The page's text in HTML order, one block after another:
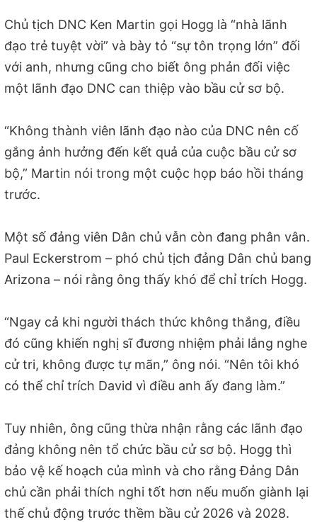
Chủ tịch DNC Ken Martin gọi Hogg là “nhà lãnh
đạo trẻ tuyệt vời” và bày tỏ “sự tôn trọng lớn” đối
với anh, nhưng cũng cho biết ông phản đối việc
một lãnh đạo DNC can thiệp vào bầu cử sơ bộ.
“Không thành viên lãnh đạo nào của DNC nên cố
gắng ảnh hưởng đến kết quả của cuộc bầu cử sơ
bộ,” Martin nói trong một cuộc họp báo hồi tháng
trước.
Một số đảng viên Dân chủ vẫn còn đang phân vân.
Paul Eckerstrom – phó chủ tịch đảng Dân chủ bang
Arizona – nói rằng ông thấy khó để chỉ trích Hogg.
“Ngay cả khi người thách thức không thắng, điều
đó cũng khiến nghị sĩ đương nhiệm phải lắng nghe
cử tri, không được tự mãn,” ông nói. “Nên tôi khó
có thể chỉ trích David vì điều anh ấy đang làm.”
Tuy nhiên, ông cũng thừa nhận rằng các lãnh đạo
đảng không nên tổ chức bầu cử sơ bộ. Hogg thì
bảo vệ kế hoạch của mình và cho rằng Đảng Dân
chủ cần phải thích nghi tốt hơn nếu muốn giành lại
thế chủ động trước thềm bầu cử 2026 và 2028.